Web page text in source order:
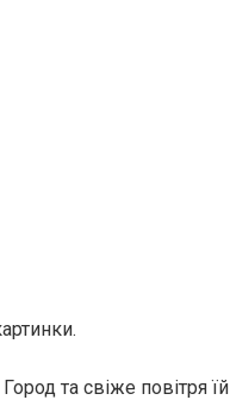
та свіже повітря